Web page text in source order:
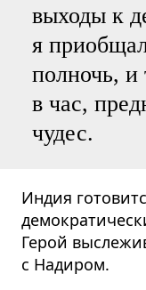
выходы к
я
полночь, и
в час,
чудес.
Индия
Герой
с Надиром.